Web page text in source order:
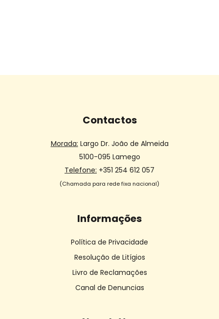
Contactos
Morada: Largo Dr. João de Almeida
5100-095 Lamego
Telefone: +351 254 612 057
(Chamada para rede fixa nacional)
Informações
Política de Privacidade
Resolução de Litígios
Livro de Reclamações
Canal de Denuncias